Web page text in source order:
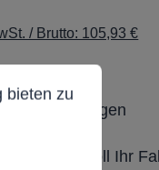
/ Brutto: 105,93 €
Projektbezogen
Farbton soll Ihr
zu können.
bieten zu